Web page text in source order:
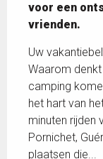
voor een
vrienden.
Uw
Waarom
camping
het hart van
minuten rijden
Pornichet,
plaatsen die...